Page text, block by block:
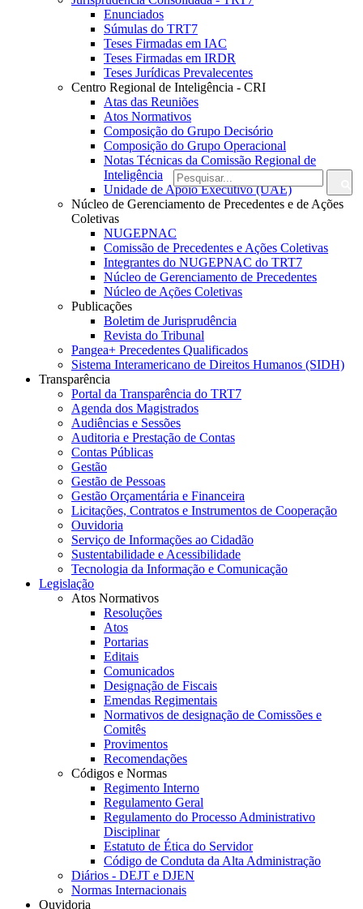
Enunciados
Súmulas do TRT7
Teses Firmadas em IAC
Teses Firmadas em IRDR
Teses Jurídicas Prevalecentes
Centro Regional de Inteligência - CRI
Atas das Reuniões
Atos Normativos
Composição do Grupo Decisório
Composição do Grupo Operacional
Notas Técnicas da Comissão Regional de
Inteligência
Unidade de Apoio Executivo (UAE)
Núcleo de Gerenciamento de Precedentes e de Ações
Coletivas
NUGEPNAC
Comissão de Precedentes e Ações Coletivas
Integrantes do NUGEPNAC do TRT7
Núcleo de Gerenciamento de Precedentes
Núcleo de Ações Coletivas
Publicações
Boletim de Jurisprudência
Revista do Tribunal
Pangea+ Precedentes Qualificados
Sistema Interamericano de Direitos Humanos (SIDH)
Transparência
Portal da Transparência do TRT7
Agenda dos Magistrados
Audiências e Sessões
Auditoria e Prestação de Contas
Contas Públicas
Gestão
Gestão de Pessoas
Gestão Orçamentária e Financeira
Licitações, Contratos e Instrumentos de Cooperação
Ouvidoria
Serviço de Informações ao Cidadão
Sustentabilidade e Acessibilidade
Tecnologia da Informação e Comunicação
Legislação
Atos Normativos
Resoluções
Atos
Portarias
Editais
Comunicados
Designação de Fiscais
Emendas Regimentais
Normativos de designação de Comissões e
Comitês
Provimentos
Recomendações
Códigos e Normas
Regimento Interno
Regulamento Geral
Regulamento do Processo Administrativo
Disciplinar
Estatuto de Ética do Servidor
Código de Conduta da Alta Administração
Diários - DEJT e DJEN
Normas Internacionais
Ouvidoria